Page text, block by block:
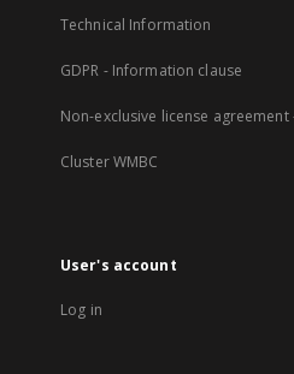
Technical Information
GDPR - Information clause
Non-exclusive license
Cluster WMBC
User's account
Log in